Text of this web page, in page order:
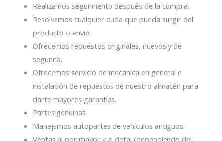
Realizamos seguimiento después de la compra.
Resolvemos cualquier duda que pueda surgir del
producto o envió.
Ofrecemos repuestos originales, nuevos y de
segunda.
Ofrecemos servicio de mecánica en general e
instalación de repuestos de nuestro almacén para
darte mayores garantías.
Partes genuinas.
Manejamos autopartes de vehículos antiguos.
Ventas al por mayor y al detal (dependiendo del